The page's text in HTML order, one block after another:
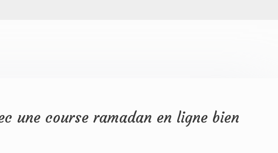
une course ramadan en ligne bien